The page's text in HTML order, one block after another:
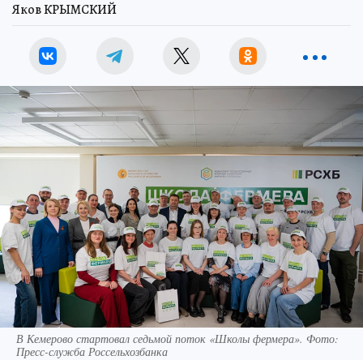
Яков КРЫМСКИЙ
В Кемерово стартовал седьмой поток «Школы фермера». Фото:
Пресс-служба Россельхозбанка